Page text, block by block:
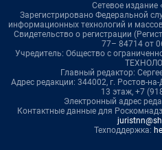
Сетевое издание
Зарегистрировано Федеральной
информационных технологий и
Свидетельство о регистрации
77– 84714 от
Учредитель: Общество с
Главный редактор:
Адрес редакции: 344002, г. Ростов-
13 этаж, +7
Электронный адрес
Контактные данные для
Техподдержка: